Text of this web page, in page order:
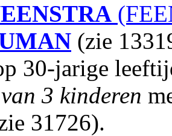
(zie
30-jarige
3 kinderen
31726).